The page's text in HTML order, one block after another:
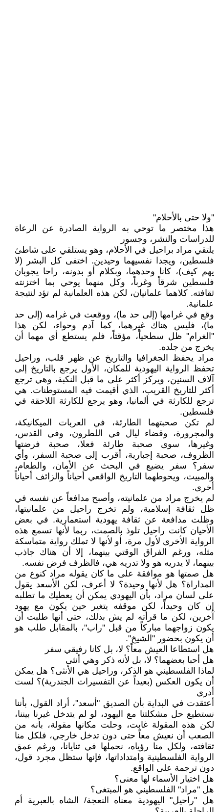
"ولا حتى بالأحلام"
هذا مختصر ما توحي به الرواية الصادرة عن الرعاة
للدراسات والنشر، وجسور
يلتقي مراد براحيل في الأحلام، وهو يستلقي على شاطئ
فلسطين، ويجدا نفسيهما وحيدين. اختفى كل البشر (لا
يهم كيف)، كانا وحدهما، وبكلام أو بدونه، راحا يجوبان
فلسطين شرقاً وغرباً، وكل منهما يوحي بما اختزنته
ثقافته. كلاهما علمانيان، لكن هذه العلمانية لم تؤد لنتيجة
علمانية.
وقع في غرامها (إلى حد ما)، ووقعت في غرامه (إلى حد
ما)، فليس هناك غيرهما، كما آدم وحواء، لكن هذا
"الغرام" ظل سطحياً، مؤقتاً، فلم يستطع أي مهما أن
يخرج من جلده.
مراد يحفظ الجغرافيا والتاريخ عن ظهر قلب، وراحيل
تحفظ الرواية اليهودية للمكان، الأول يرجع بالتاريخ إلى
آلاف السنين، ويركز أكثر على ما قبل النكبة، وهي ترجع
أكثر للتاريخ القريب، الذي أقيمت فيه المستوطنات. هي
ترجع للكارثة في ألمانيا، وهو يرجع للكارثة اللاحقة في
فلسطين.
لم تكن صحبتهما الطارئة، في العربات الميكانيكة،
والمجرورة، وقضاء ليال في اللطرون، وفي القدس،
وغيرها، سوى صحبة طارئة فعلا، صحبة فرضتها
الظروف، صحبة إجبارية، أقرب إلى صحبة السفر، وأي
سفر؟ سفر يضيع في البحث عن الأمان، والطعام،
والمبيت، ويحوطهما التاريخ الواقعي أحياناً والزائف أحياناً
أخرى.
لم يخرج مراد من علمانيته، وأصبح مدافعاً عن نفسه في
ظل ثقافة إسلامية، ولم تخرج راحيل من علمانيتها،
وظلت مدافعة عن ثقافة يهودية استعمارية. في بعض
الأحيان كانت راحيل تلوذ بالصمت، ربما لأنها تسمع هذه
الرواية الأخرى لأول مرة، أو لأنها لا تملك رواية متماسكة
مثله، ورغم الفراق الوقتي بينهما، إلا أن هناك جاذب
بينهما، لا يدريه هو ولا تدريه هي، فالظرف فرض نفسه.
هل صمتها هو موافقة على ما كان يقوله مراد كنوع من
المداراة؟ هل لأنها وحيدة؟ لا أعرف، لكن الأسعد يقول
على لسان مراد، بأن اليهودي يمكن أن يعطيك ما تطلبه
إن كان وحيداً، لكن موقفه يتغير حين يكون مع يهود
آخرين، لكن ما قرأته لم يش بذلك، حتى أنها طلبت أن
يكون زواجهما مباركاً من قبل "راب"، بالمقابل طلب هو
أن يكون بحضور "الشيخ".
هل استطاعا العيش معاً؟ لا، بل كانا رفيقي سفر
هل أحبا بعضهما؟ لا، بل لأنه ذكر وهي أنثى
لماذا الفلسطيني هو الذكر، وراحيل هي الأنثى؟ هل يمكن
أن يكون العكس (بعيداً عن التفسيرات الجندرية)؟ لست
أدري
أعتقدت في البداية بأن الصديق "أسعد"، أراد القول، بأننا
نستطيع حل مشكلتنا مع اليهود، لو لم يتدخل غيرنا بيننا،
لكن هذه المقولة غابت، وحلت مكانها مقولة، بأنه من
الصعب أن نعيش معاً حتى دون تدخل خارجي، فلكل منا
ثقافته، ولكل منا رؤياه، نحملها في ثنايانا، ورغم عمق
الرواية الفلسطينية وامتداداتها، فإنها ستظل مجرد قول،
دون ترجمة على الواقع.
هل اختيار الأسماء لها معنى؟
هل "مراد" الفلسطيني هو المبتغى؟
هل "راحيل" اليهودية معناه النعجة/ الشاه بالعبرية أم